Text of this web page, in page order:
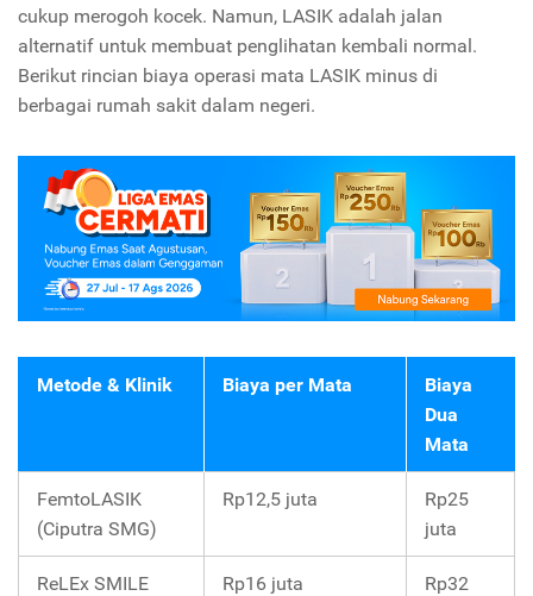
cukup merogoh kocek. Namun, LASIK adalah jalan
alternatif untuk membuat penglihatan kembali normal.
Berikut rincian biaya operasi mata LASIK minus di
berbagai rumah sakit dalam negeri.
Metode & Klinik Biaya per Mata
Biaya
Dua
Mata
FemtoLASIK
(Ciputra SMG)
Rp12,5 juta
Rp25
juta
ReLEx SMILE
Rp16 juta
Rp32